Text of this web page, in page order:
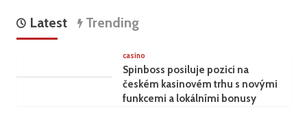
Latest Trending
casino
Spinboss posiluje pozici na
českém kasinovém trhu s novými
funkcemi a lokálními bonusy